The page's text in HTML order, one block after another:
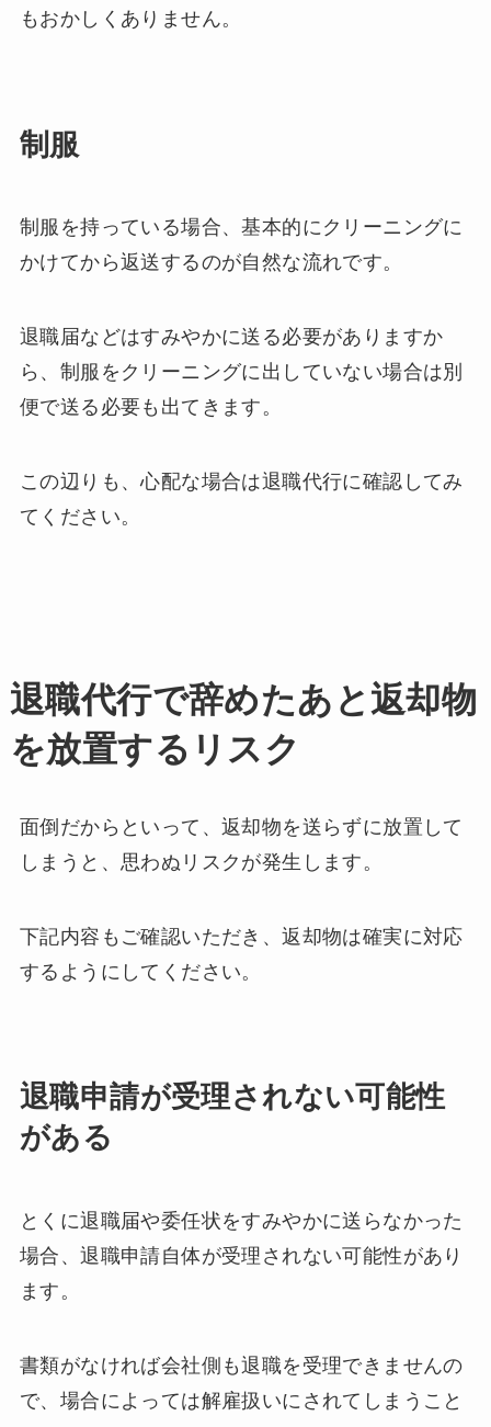
もおかしくありません。
制服
制服を持っている場合、基本的にクリーニングに
かけてから返送するのが自然な流れです。
退職届などはすみやかに送る必要がありますか
ら、制服をクリーニングに出していない場合は別
便で送る必要も出てきます。
この辺りも、心配な場合は退職代行に確認してみ
てください。
退職代行で辞めたあと返却物
を放置するリスク
面倒だからといって、返却物を送らずに放置して
しまうと、思わぬリスクが発生します。
下記内容もご確認いただき、返却物は確実に対応
するようにしてください。
退職申請が受理されない可能性
がある
とくに退職届や委任状をすみやかに送らなかった
場合、退職申請自体が受理されない可能性があり
ます。
書類がなければ会社側も退職を受理できませんの
で、場合によっては解雇扱いにされてしまうこと